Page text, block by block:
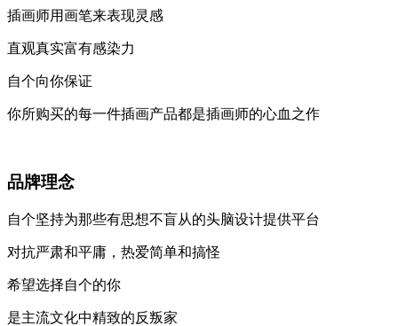
插画师用画笔来表现灵感
直观真实富有感染力
自个向你保证
你所购买的每一件插画产品都是插画师的心血之作
品牌理念
自个坚持为那些有思想不盲从的头脑设计提供平台
对抗严肃和平庸，热爱简单和搞怪
希望选择自个的你
是主流文化中精致的反叛家